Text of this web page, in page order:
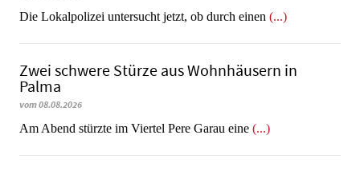
Die Lokalpolizei untersucht jetzt, ob durch einen (...)
Zwei schwere Stürze aus Wohnhäusern in
Palma
vom 08.08.2026
Am Abend stürzte im Viertel Pere Garau eine (...)